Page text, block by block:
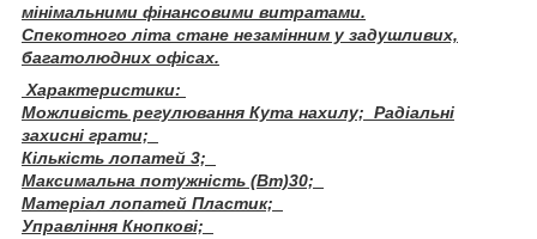
мінімальними фінансовими витратами.
Спекотного літа стане незамінним у задушливих,
багатолюдних офісах.
Характеристики:
Можливість регулювання Кута нахилу; Радіальні
захисні грати;
Кількість лопатей 3;
Максимальна потужність (Вт)30;
Матеріал лопатей Пластик;
Управління Кнопкові;